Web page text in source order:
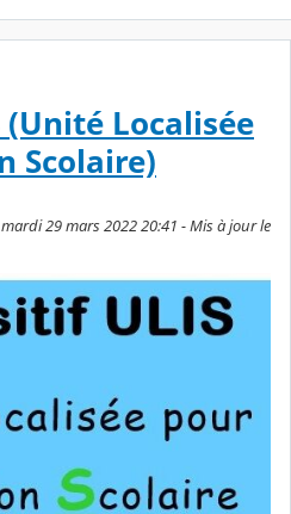
Localisée
Scolaire)
mardi 29 mars 2022 20:41 - Mis à jour le